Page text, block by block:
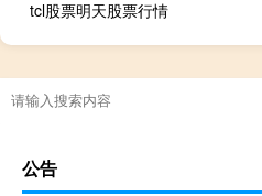
tcl股票明天股票行情
公告